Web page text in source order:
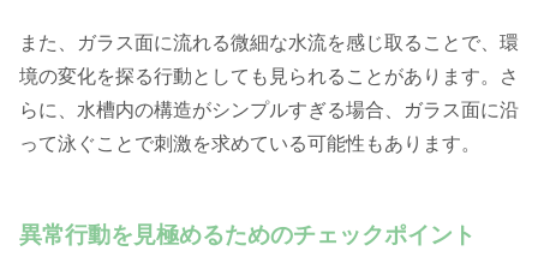
また、ガラス面に流れる微細な水流を感じ取ることで、環
境の変化を探る行動としても見られることがあります。さ
らに、水槽内の構造がシンプルすぎる場合、ガラス面に沿
って泳ぐことで刺激を求めている可能性もあります。
異常行動を見極めるためのチェックポイント